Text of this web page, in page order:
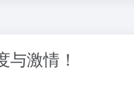
与激情！